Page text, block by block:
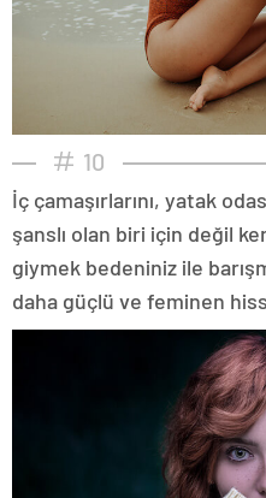
10
İç çamaşırlarını, yatak
şanslı olan biri için değil
giymek bedeniniz ile
daha güçlü ve feminen